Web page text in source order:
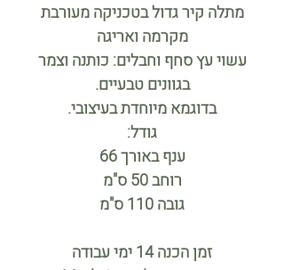
מתלה קיר גדול בטכניקה מעורבת
מקרמה ואריגה
עשוי עץ סחף וחבלים: כותנה וצמר
בגוונים טבעיים.
בדוגמא מיוחדת בעיצובי.
גודל:
ענף באורך 66
רוחב 50 ס"מ
גובה 110 ס"מ
זמן הכנה 14 ימי עבודה